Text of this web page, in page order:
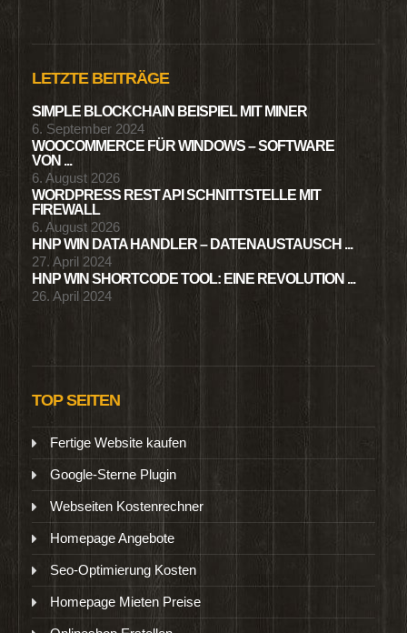
LETZTE BEITRÄGE
SIMPLE BLOCKCHAIN BEISPIEL MIT MINER
6. September 2024
WOOCOMMERCE FÜR WINDOWS – SOFTWARE
VON ...
6. August 2026
WORDPRESS REST API SCHNITTSTELLE MIT
FIREWALL
6. August 2026
HNP WIN DATA HANDLER – DATENAUSTAUSCH ...
27. April 2024
HNP WIN SHORTCODE TOOL: EINE REVOLUTION ...
26. April 2024
TOP SEITEN
Fertige Website kaufen
Google-Sterne Plugin
Webseiten Kostenrechner
Homepage Angebote
Seo-Optimierung Kosten
Homepage Mieten Preise